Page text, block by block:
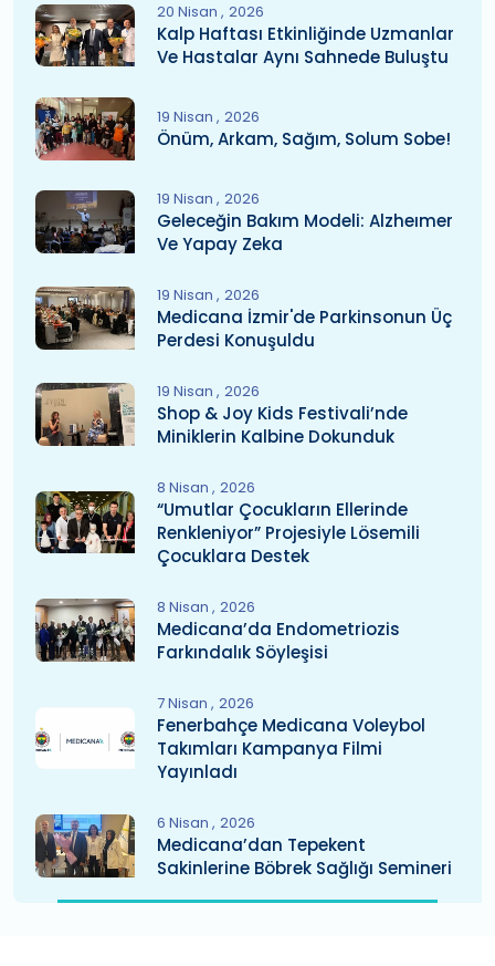
20 Nisan 2026
Kalp Haftası Etkinliğinde Uzmanlar
Ve Hastalar Aynı Sahnede Buluştu
19 Nisan 2026
Önüm, Arkam, Sağım, Solum Sobe!
19 Nisan 2026
Geleceğin Bakım Modeli: Alzheımer
Ve Yapay Zeka
19 Nisan 2026
Medicana İzmir'de Parkinsonun Üç
Perdesi Konuşuldu
19 Nisan 2026
Shop & Joy Kids Festivali’nde
Miniklerin Kalbine Dokunduk
8 Nisan 2026
“Umutlar Çocukların Ellerinde
Renkleniyor” Projesiyle Lösemili
Çocuklara Destek
8 Nisan 2026
Medicana’da Endometriozis
Farkındalık Söyleşisi
7 Nisan 2026
Fenerbahçe Medicana Voleybol
Takımları Kampanya Filmi
Yayınladı
6 Nisan 2026
Medicana’dan Tepekent
Sakinlerine Böbrek Sağlığı Semineri